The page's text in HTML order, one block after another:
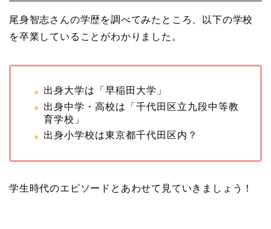
尾身智志さんの学歴を調べてみたところ、以下の学校
を卒業していることがわかりました。
出身大学は「早稲田大学」
出身中学・高校は「千代田区立九段中等教
育学校」
出身小学校は東京都千代田区内？
学生時代のエピソードとあわせて見ていきましょう！